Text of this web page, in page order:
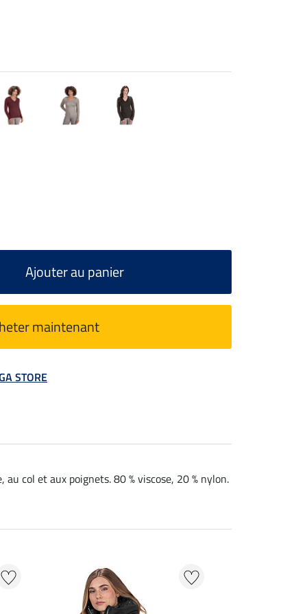
Ajouter au panier
maintenant
STORE
col et aux poignets. 80 % viscose, 20 % nylon.